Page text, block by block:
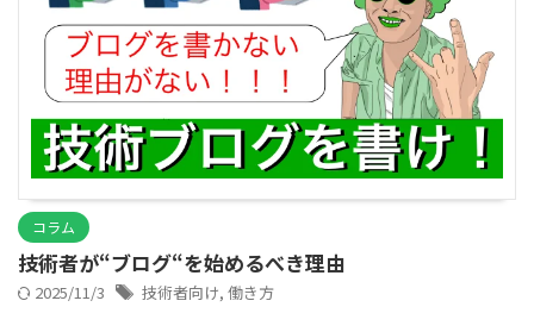
コラム
技術者が“ブログ“を始めるべき理由
2025/11/3 技術者向け, 働き方